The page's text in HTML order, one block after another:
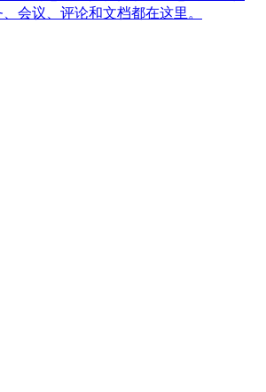
会议、评论和文档都在这里。